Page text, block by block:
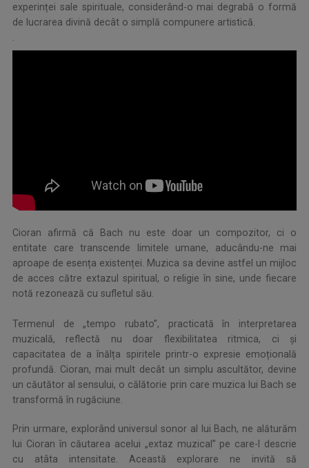
experinței sale spirituale, considerând-o mai degrabă o formă
de lucrarea divină decât o simplă compunere artistică.
Cioran afirmă că Bach nu este doar un compozitor, ci o
entitate care transcende limitele umane, aducându-ne mai
aproape de esența existenței. Muzica sa devine astfel un mijloc
de acces către extazul spiritual, o religie în sine, unde fiecare
notă rezonează cu sufletul său.
Termenul de „tempo rubato”, practicată în interpretarea
muzicală, reflectă nu doar flexibilitatea ritmica, ci și
capacitatea de a înălța spiritele printr-o expresie emoțională
profundă. Cioran, mai mult decât un simplu ascultător, devine
un căutător al sensului, o călătorie prin care muzica lui Bach se
transformă în rugăciune.
Prin urmare, explorând universul sonor al lui Bach, ne alăturăm
lui Cioran în căutarea acelui „extaz muzical” pe care-l descrie
cu atâta intensitate. Această explorare ne invită să